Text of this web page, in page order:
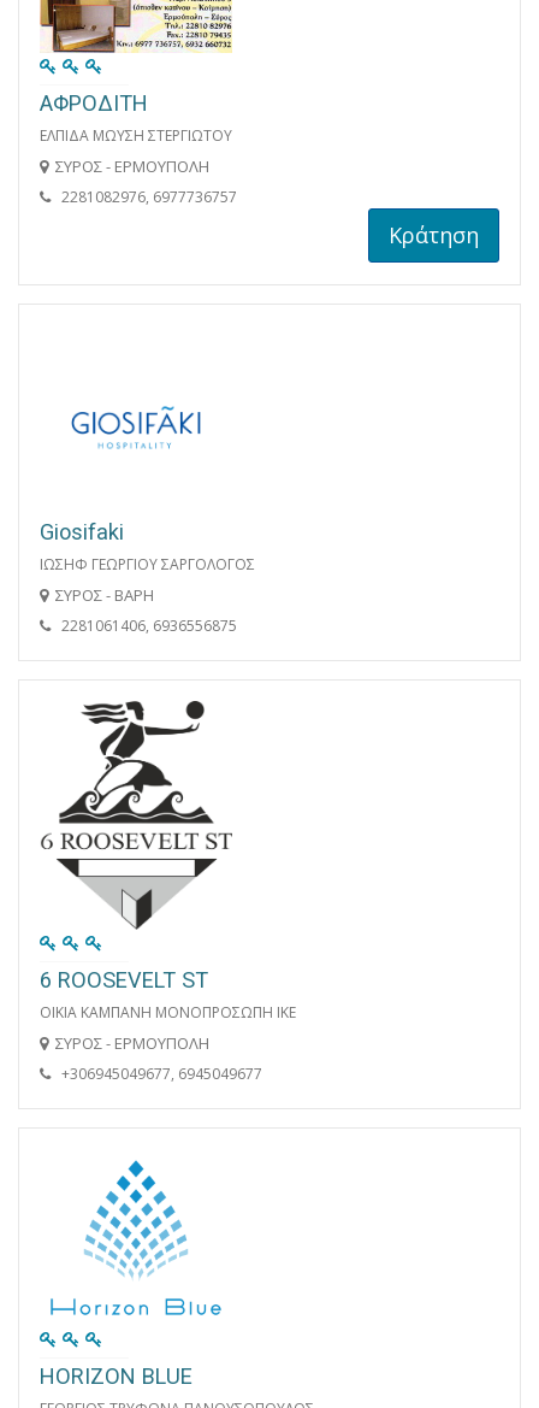
ΑΦΡΟΔΙΤΗ
ΕΛΠΙΔΑ ΜΩΥΣΗ ΣΤΕΡΓΙΩΤΟΥ
ΣΥΡΟΣ - ΕΡΜΟΥΠΟΛΗ
2281082976, 6977736757
Κράτηση
Giosifaki
ΙΩΣΗΦ ΓΕΩΡΓΙΟΥ ΣΑΡΓΟΛΟΓΟΣ
ΣΥΡΟΣ - ΒΑΡΗ
2281061406, 6936556875
6 ROOSEVELT ST
ΟΙΚΙΑ ΚΑΜΠΑΝΗ ΜΟΝΟΠΡΟΣΩΠΗ ΙΚΕ
ΣΥΡΟΣ - ΕΡΜΟΥΠΟΛΗ
+306945049677, 6945049677
HORIZON BLUE